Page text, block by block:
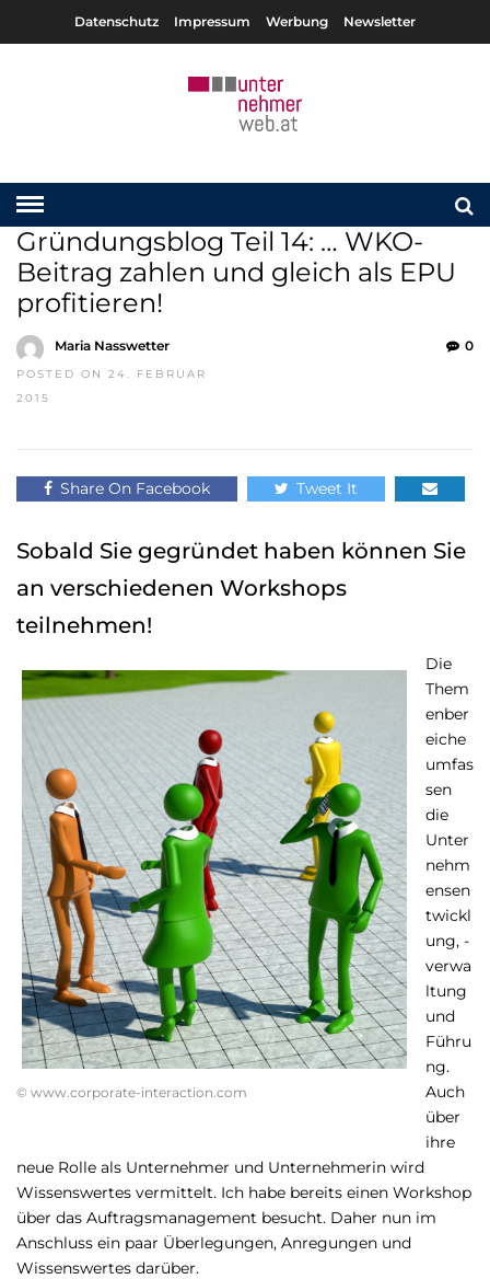
Datenschutz Impressum Werbung Newsletter
Gründungsblog Teil 14: … WKO-
Beitrag zahlen und gleich als EPU
profitieren!
Maria Nasswetter
POSTED ON 24. FEBRUAR
2015
0
Share On Facebook Tweet It
Sobald Sie gegründet haben können Sie
an verschiedenen Workshops
teilnehmen!
© www.corporate-interaction.com
Die
Them
enber
eiche
umfas
sen
die
Unter
nehm
ensen
twickl
ung, -
verwa
ltung
und
Führu
ng.
Auch
über
ihre
neue Rolle als Unternehmer und Unternehmerin wird
Wissenswertes vermittelt. Ich habe bereits einen Workshop
über das Auftragsmanagement besucht. Daher nun im
Anschluss ein paar Überlegungen, Anregungen und
Wissenswertes darüber.